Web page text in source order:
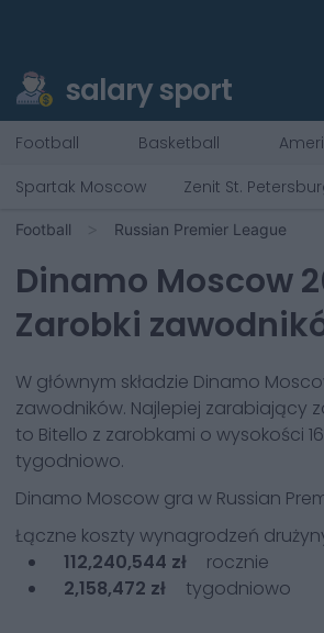
salary sport
Football Basketball
Spartak Moscow
Zenit St.
Football Russian Premier League
Dinamo Moscow
Zarobki
W głównym składzie Dinamo
zawodników. Najlepiej zarabiający
to Bitello z zarobkami o wysokości
tygodniowo.
Dinamo Moscow gra w Russian
Łączne koszty wynagrodzeń
112,240,544 zł
rocznie
2,158,472 zł
tygodniowo